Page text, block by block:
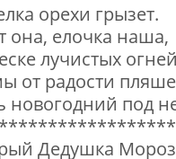
орехи грызет.
она, елочка наша,
лучистых
от радости
новогодний под
Дедушка Мороз